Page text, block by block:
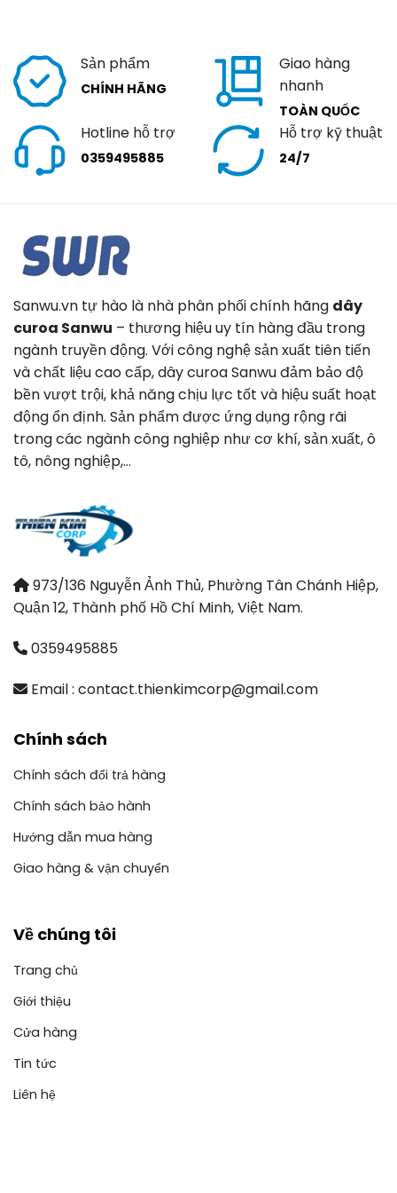
Sản phẩm
CHÍNH HÃNG
Giao hàng
nhanh
TOÀN QUỐC
Hotline hỗ trợ
0359495885
Hỗ trợ kỹ thuật
24/7
Sanwu.vn tự hào là nhà phân phối chính hãng dây
curoa Sanwu – thương hiệu uy tín hàng đầu trong
ngành truyền động. Với công nghệ sản xuất tiên tiến
và chất liệu cao cấp, dây curoa Sanwu đảm bảo độ
bền vượt trội, khả năng chịu lực tốt và hiệu suất hoạt
động ổn định. Sản phẩm được ứng dụng rộng rãi
trong các ngành công nghiệp như cơ khí, sản xuất, ô
tô, nông nghiệp,…
973/136 Nguyễn Ảnh Thủ, Phường Tân Chánh Hiệp,
Quận 12, Thành phố Hồ Chí Minh, Việt Nam.
0359495885
Email : contact.thienkimcorp@gmail.com
Chính sách
Chính sách đổi trả hàng
Chính sách bảo hành
Hướng dẫn mua hàng
Giao hàng & vận chuyển
Về chúng tôi
Trang chủ
Giới thiệu
Cửa hàng
Tin tức
Liên hệ